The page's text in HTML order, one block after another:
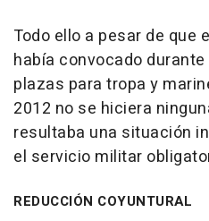
Todo ello a pesar de que
había convocado
plazas para tropa y
2012 no se hiciera
resultaba una situación
el servicio militar
REDUCCIÓN COYUNTURAL